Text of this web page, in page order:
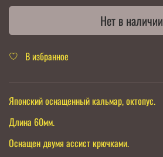
Нет в наличии
В избранное
Японский оснащенный кальмар, октопус.
Длина 60мм.
Оснащен двумя ассист крючками.